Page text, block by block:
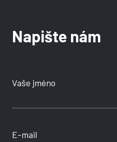
Napište nám
Vaše jméno
E-mail